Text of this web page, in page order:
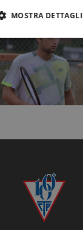
MOSTRA DETTAGLI